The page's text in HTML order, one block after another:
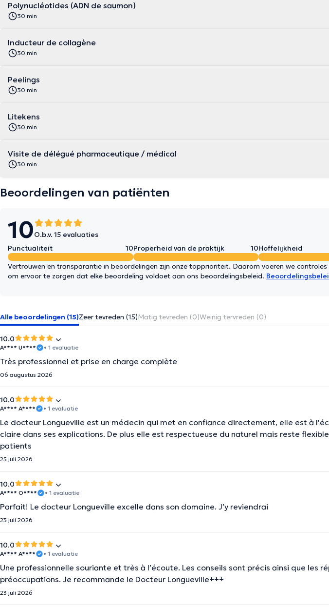
Polynucléotides (ADN de saumon)
30 min
Inducteur de collagène
30 min
Peelings
30 min
Litekens
30 min
Visite de délégué pharmaceutique / médical
30 min
Beoordelingen van patiënten
10O.b.v. 15 evaluaties
Punctualiteit
10Properheid van de praktijk 10Hoffelijkheid
Vertrouwen en transparantie in beoordelingen zijn onze topprioriteit. Daarom voeren we controles
om ervoor te zorgen dat elke beoordeling voldoet aan ons beoordelingsbeleid.
Alle beoordelingen (15)Zeer tevreden (15)Matig tevreden (0)Weinig tervreden (0)
10.0
A**** U**** • 1 evaluatie
Très professionnel et prise en charge complète
06 augustus 2026
10.0
A**** A**** • 1 evaluatie
Le docteur Longueville est un médecin qui met en confiance directement, elle est à
claire dans ses explications. De plus elle est respectueuse du naturel mais reste
patients
25 juli 2026
10.0
A**** O**** • 1 evaluatie
Parfait! Le docteur Longueville excelle dans son domaine. J’y reviendrai
23 juli 2026
10.0
A**** A**** • 1 evaluatie
Une professionnelle souriante et très à l’écoute. Les conseils sont précis ainsi que les
préoccupations. Je recommande le Docteur Longueville+++
23 juli 2026